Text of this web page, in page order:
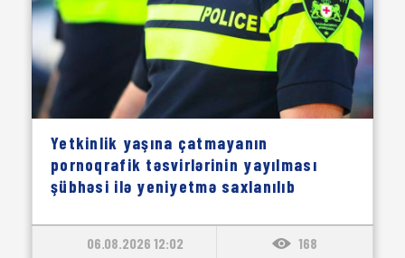
Yetkinlik yaşına çatmayanın
pornoqrafik təsvirlərinin yayılması
şübhəsi ilə yeniyetmə saxlanılıb
06.08.2026 12:02 168